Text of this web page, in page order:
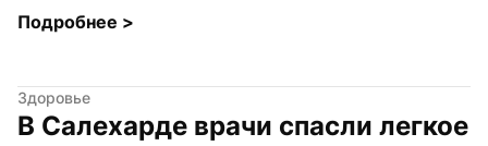
Подробнее >
Здоровье
В Салехарде врачи спасли легкое